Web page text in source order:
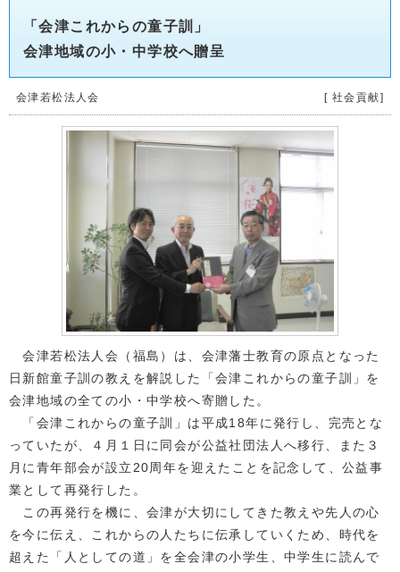
「会津これからの童子訓」
会津地域の小・中学校へ贈呈
会津若松法人会 [ 社会貢献]
会津若松法人会（福島）は、会津藩士教育の原点となった
日新館童子訓の教えを解説した「会津これからの童子訓」を
会津地域の全ての小・中学校へ寄贈した。
「会津これからの童子訓」は平成18年に発行し、完売とな
っていたが、４月１日に同会が公益社団法人へ移行、また３
月に青年部会が設立20周年を迎えたことを記念して、公益事
業として再発行した。
この再発行を機に、会津が大切にしてきた教えや先人の心
を今に伝え、これからの人たちに伝承していくため、時代を
超えた「人としての道」を全会津の小学生、中学生に読んで